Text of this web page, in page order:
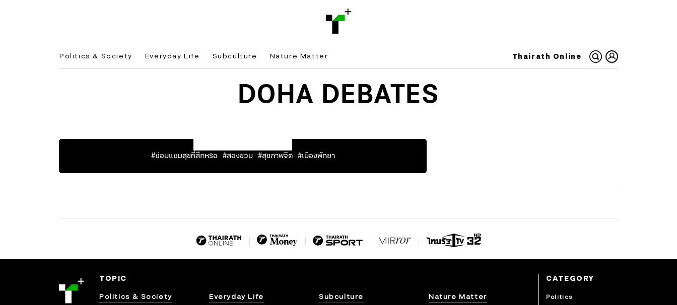
Politics & Society Everyday Life Subculture Nature Matter Thairath Online
DOHA DEBATES
#ซ่อมแซมสุขที่สึกหรอ #สองขวบ #สุขภาพจิต #เมืองพัทยา
TOPIC
Politics & Society Everyday Life Subculture Nature Matter
CATEGORY
Politics